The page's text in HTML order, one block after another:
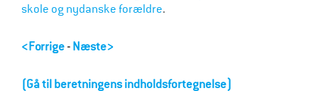
skole og nydanske forældre.
<Forrige-Næste>
(Gå til beretningens indholdsfortegnelse)